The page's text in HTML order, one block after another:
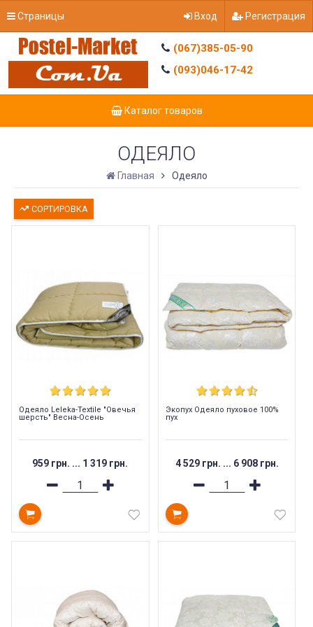
Страницы Вход Регистрация
(067)385-05-90
(093)046-17-42
Каталог товаров
ОДЕЯЛО
Главная Одеяло
СОРТИРОВКА
Одеяло Leleka-Textile "Овечья
шерсть" Весна-Осень
959 грн. ... 1 319 грн.
Экопух Одеяло пуховое 100%
пух
4 529 грн. ... 6 908 грн.